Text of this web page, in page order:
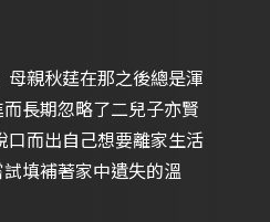
親秋莛在那之後總是渾
長期忽略了二兒子亦賢
口而出自己想要離家生活
填補著家中遺失的溫